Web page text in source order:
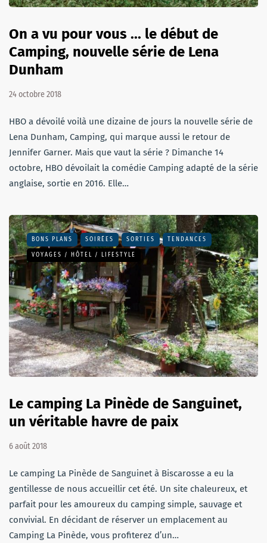
On a vu pour vous ... le début de
Camping, nouvelle série de Lena
Dunham
24 octobre 2018
HBO a dévoilé voilà une dizaine de jours la nouvelle série de
Lena Dunham, Camping, qui marque aussi le retour de
Jennifer Garner. Mais que vaut la série ? Dimanche 14
octobre, HBO dévoilait la comédie Camping adapté de la série
anglaise, sortie en 2016. Elle…
BONS PLANS SOIRÉES SORTIES TENDANCES
VOYAGES / HÔTEL / LIFESTYLE
Le camping La Pinède de Sanguinet,
un véritable havre de paix
6 août 2018
Le camping La Pinède de Sanguinet à Biscarosse a eu la
gentillesse de nous accueillir cet été. Un site chaleureux, et
parfait pour les amoureux du camping simple, sauvage et
convivial. En décidant de réserver un emplacement au
Camping La Pinède, vous profiterez d’un…